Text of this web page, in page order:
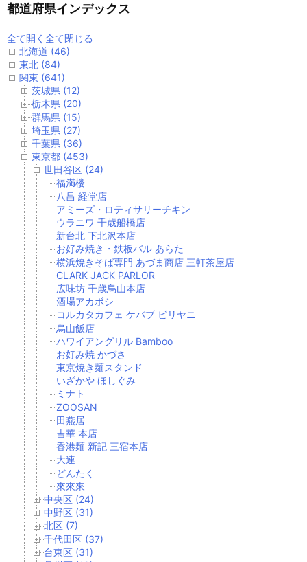
都道府県インデックス
全て開く 全て閉じる
北海道 (46)
東北 (84)
関東 (641)
茨城県 (12)
栃木県 (20)
群馬県 (15)
埼玉県 (27)
千葉県 (36)
東京都 (453)
世田谷区 (24)
福満楼
八昌 経堂店
アミーズ・ロティサリーチキン
ウラニワ 千歳船橋店
新台北 下北沢本店
お好み焼き・鉄板バル あらた
横浜焼きそば専門 あづま商店 三軒茶屋店
CLARK JACK PARLOR
広味坊 千歳烏山本店
酒場アカボシ
コルカタカフェ ケバブ ビリヤニ
烏山飯店
ハワイアングリル Bamboo
お好み焼 かづさ
東京焼き麺スタンド
いざかや ほしぐみ
ミナト
ZOOSAN
田燕居
吉華 本店
香港麺 新記 三宿本店
大連
どんたく
來來來
中央区 (24)
中野区 (31)
北区 (7)
千代田区 (37)
台東区 (31)